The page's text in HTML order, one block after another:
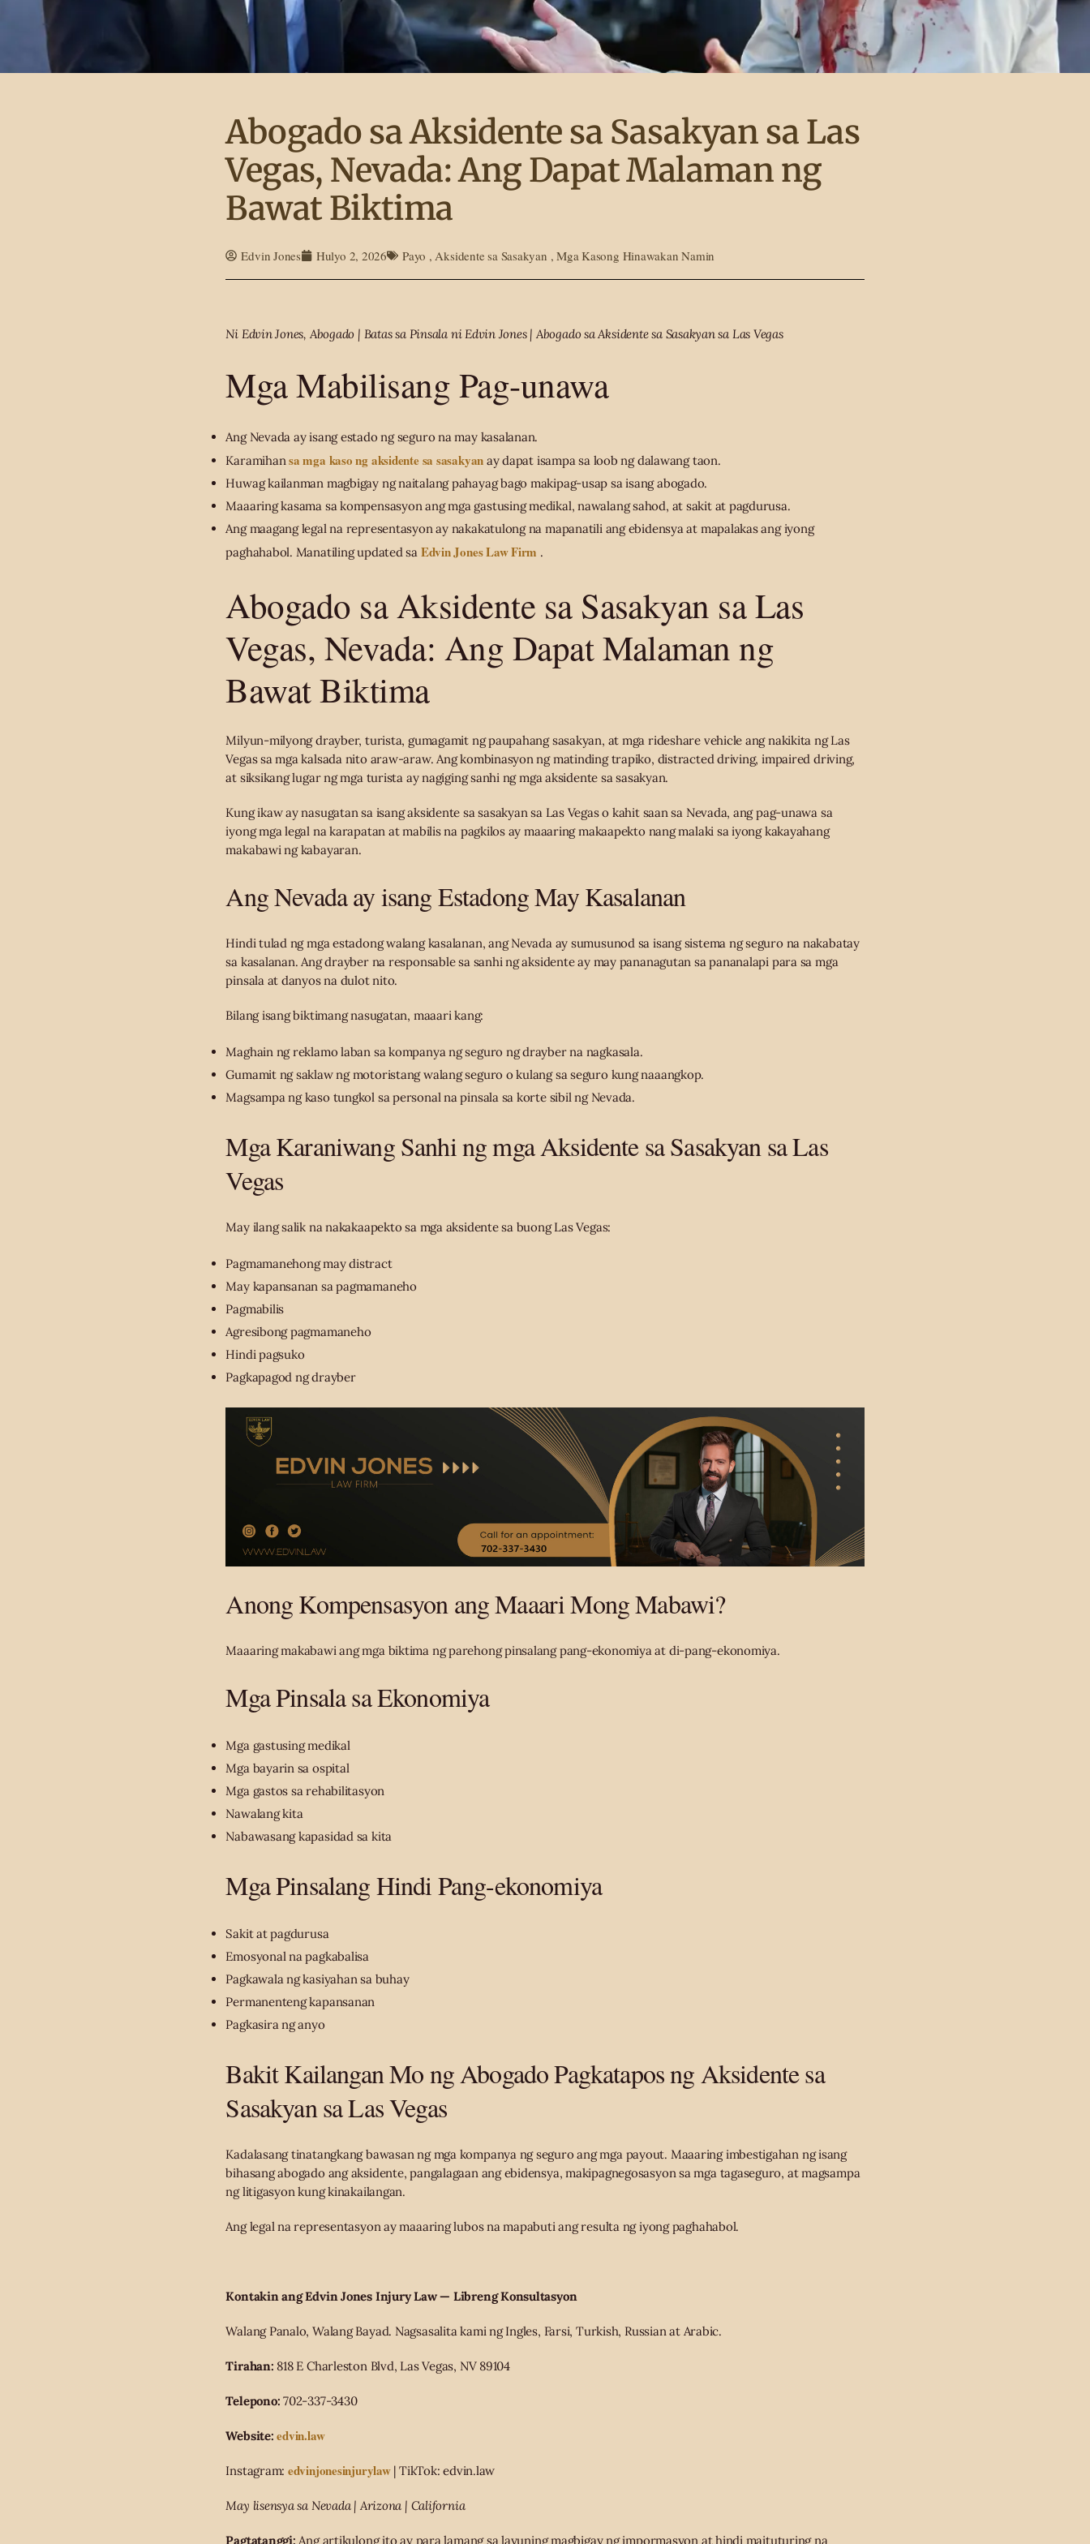
Abogado sa Aksidente sa Sasakyan sa Las
Vegas, Nevada: Ang Dapat Malaman ng
Bawat Biktima
Edvin Jones Hulyo 2, 2026 Payo ,Aksidente sa Sasakyan ,Mga Kasong Hinawakan Namin
Ni Edvin Jones, Abogado | Batas sa Pinsala ni Edvin Jones | Abogado sa Aksidente sa Sasakyan sa Las Vegas
Mga Mabilisang Pag-unawa
Ang Nevada ay isang estado ng seguro na may kasalanan.
Karamihansa mga kaso ng aksidente sa sasakyan ay dapat isampa sa loob ng dalawang taon.
Huwag kailanman magbigay ng naitalang pahayag bago makipag-usap sa isang abogado.
Maaaring kasama sa kompensasyon ang mga gastusing medikal, nawalang sahod, at sakit at pagdurusa.
Ang maagang legal na representasyon ay nakakatulong na mapanatili ang ebidensya at mapalakas ang iyong
paghahabol. Manatiling updated sa Edvin Jones Law Firm .
Abogado sa Aksidente sa Sasakyan sa Las
Vegas, Nevada: Ang Dapat Malaman ng
Bawat Biktima
Milyun-milyong drayber, turista, gumagamit ng paupahang sasakyan, at mga rideshare vehicle ang nakikita ng Las
Vegas sa mga kalsada nito araw-araw. Ang kombinasyon ng matinding trapiko, distracted driving, impaired driving,
at siksikang lugar ng mga turista ay nagiging sanhi ng mga aksidente sa sasakyan.
Kung ikaw ay nasugatan sa isang aksidente sa sasakyan sa Las Vegas o kahit saan sa Nevada, ang pag-unawa sa
iyong mga legal na karapatan at mabilis na pagkilos ay maaaring makaapekto nang malaki sa iyong kakayahang
makabawi ng kabayaran.
Ang Nevada ay isang Estadong May Kasalanan
Hindi tulad ng mga estadong walang kasalanan, ang Nevada ay sumusunod sa isang sistema ng seguro na nakabatay
sa kasalanan. Ang drayber na responsable sa sanhi ng aksidente ay may pananagutan sa pananalapi para sa mga
pinsala at danyos na dulot nito.
Bilang isang biktimang nasugatan, maaari kang:
Maghain ng reklamo laban sa kompanya ng seguro ng drayber na nagkasala.
Gumamit ng saklaw ng motoristang walang seguro o kulang sa seguro kung naaangkop.
Magsampa ng kaso tungkol sa personal na pinsala sa korte sibil ng Nevada.
Mga Karaniwang Sanhi ng mga Aksidente sa Sasakyan sa Las
Vegas
May ilang salik na nakakaapekto sa mga aksidente sa buong Las Vegas:
Pagmamanehong may distract
May kapansanan sa pagmamaneho
Pagmabilis
Agresibong pagmamaneho
Hindi pagsuko
Pagkapagod ng drayber
Anong Kompensasyon ang Maaari Mong Mabawi?
Maaaring makabawi ang mga biktima ng parehong pinsalang pang-ekonomiya at di-pang-ekonomiya.
Mga Pinsala sa Ekonomiya
Mga gastusing medikal
Mga bayarin sa ospital
Mga gastos sa rehabilitasyon
Nawalang kita
Nabawasang kapasidad sa kita
Mga Pinsalang Hindi Pang-ekonomiya
Sakit at pagdurusa
Emosyonal na pagkabalisa
Pagkawala ng kasiyahan sa buhay
Permanenteng kapansanan
Pagkasira ng anyo
Bakit Kailangan Mo ng Abogado Pagkatapos ng Aksidente sa
Sasakyan sa Las Vegas
Kadalasang tinatangkang bawasan ng mga kompanya ng seguro ang mga payout. Maaaring imbestigahan ng isang
bihasang abogado ang aksidente, pangalagaan ang ebidensya, makipagnegosasyon sa mga tagaseguro, at magsampa
ng litigasyon kung kinakailangan.
Ang legal na representasyon ay maaaring lubos na mapabuti ang resulta ng iyong paghahabol.
Kontakin ang Edvin Jones Injury Law — Libreng Konsultasyon
Walang Panalo, Walang Bayad. Nagsasalita kami ng Ingles, Farsi, Turkish, Russian at Arabic.
Tirahan: 818 E Charleston Blvd, Las Vegas, NV 89104
Telepono: 702-337-3430
Website:edvin.law
Instagram: edvinjonesinjurylaw| TikTok: edvin.law
May lisensya sa Nevada | Arizona | California
Pagtatanggi: Ang artikulong ito ay para lamang sa layuning magbigay ng impormasyon at hindi maituturing na